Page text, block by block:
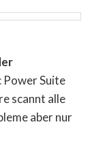
Power Suite
scannt alle
aber nur